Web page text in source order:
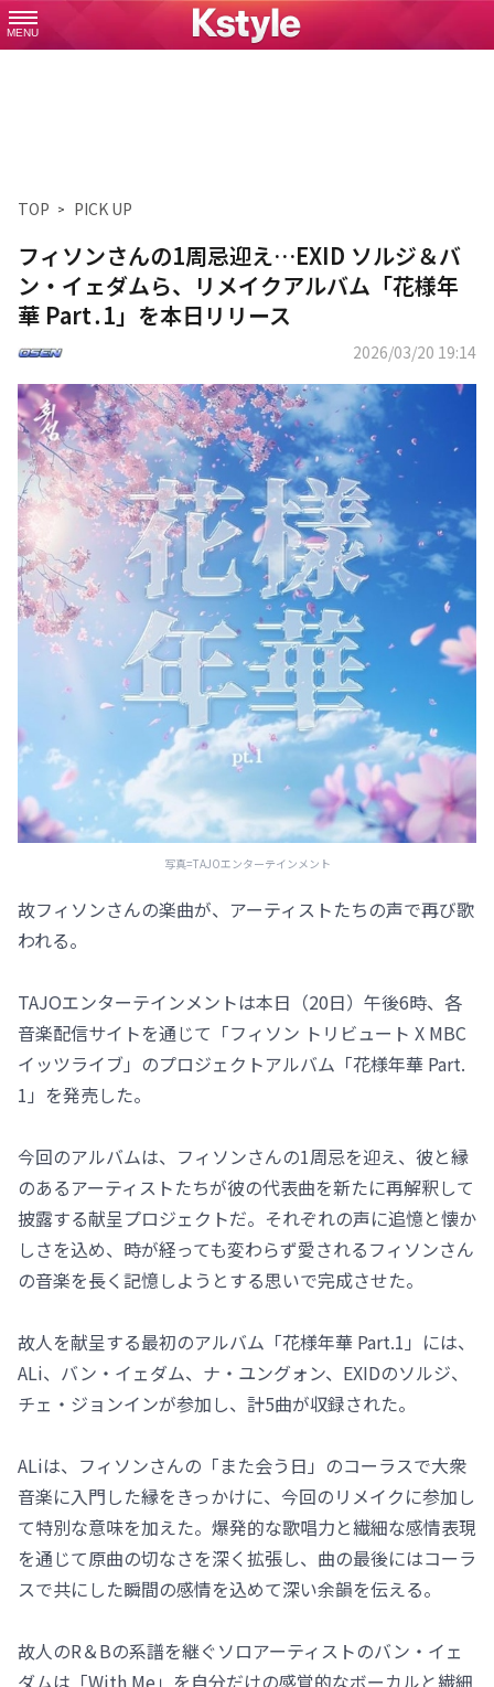
MENU
TOP PICK UP
フィソンさんの1周忌迎え…EXID ソルジ＆バ
ン・イェダムら、リメイクアルバム「花様年
華 Part․1」を本日リリース
2026/03/20 19:14
写真=TAJOエンターテインメント
故フィソンさんの楽曲が、アーティストたちの声で再び歌
われる。
TAJOエンターテインメントは本日（20日）午後6時、各
音楽配信サイトを通じて「フィソン トリビュート X MBC
イッツライブ」のプロジェクトアルバム「花様年華 Part.
1」を発売した。
今回のアルバムは、フィソンさんの1周忌を迎え、彼と縁
のあるアーティストたちが彼の代表曲を新たに再解釈して
披露する献呈プロジェクトだ。それぞれの声に追憶と懐か
しさを込め、時が経っても変わらず愛されるフィソンさん
の音楽を長く記憶しようとする思いで完成させた。
故人を献呈する最初のアルバム「花様年華 Part.1」には、
ALi、バン・イェダム、ナ・ユングォン、EXIDのソルジ、
チェ・ジョンインが参加し、計5曲が収録された。
ALiは、フィソンさんの「また会う日」のコーラスで大衆
音楽に入門した縁をきっかけに、今回のリメイクに参加し
て特別な意味を加えた。爆発的な歌唱力と繊細な感情表現
を通じて原曲の切なさを深く拡張し、曲の最後にはコーラ
スで共にした瞬間の感情を込めて深い余韻を伝える。
故人のR＆Bの系譜を継ぐソロアーティストのバン・イェ
ダムは「With Me」を自分だけの感覚的なボーカルと繊細